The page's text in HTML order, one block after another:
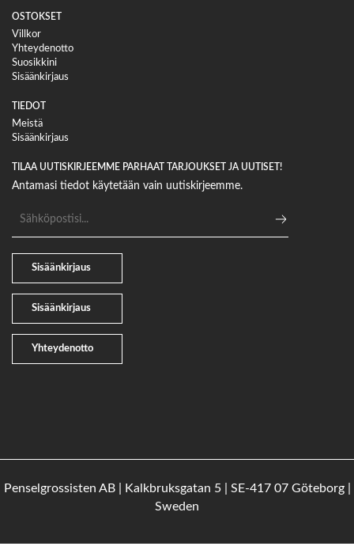
OSTOKSET
Villkor
Yhteydenotto
Suosikkini
Sisäänkirjaus
TIEDOT
Meistä
Sisäänkirjaus
TILAA UUTISKIRJEEMME PARHAAT TARJOUKSET JA UUTISET!
Antamasi tiedot käytetään vain uutiskirjeemme.
Yhteydenotto
Sisäänkirjaus
Sisäänkirjaus
Penselgrossisten AB | Kalkbruksgatan 5 | SE-417 07 Göteborg |
Sweden